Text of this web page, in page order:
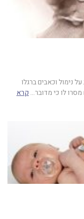
על נימול וכאבים ברגלו
לו כי מדובר…קרא